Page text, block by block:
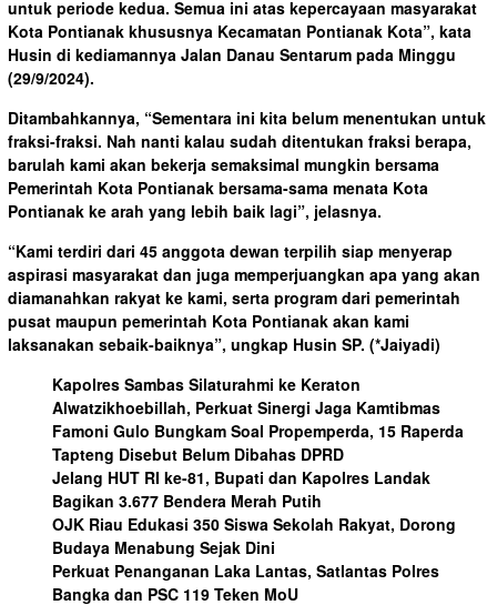
untuk periode kedua. Semua ini atas kepercayaan masyarakat
Kota Pontianak khususnya Kecamatan Pontianak Kota”, kata
Husin di kediamannya Jalan Danau Sentarum pada Minggu
(29/9/2024).
Ditambahkannya, “Sementara ini kita belum menentukan untuk
fraksi-fraksi. Nah nanti kalau sudah ditentukan fraksi berapa,
barulah kami akan bekerja semaksimal mungkin bersama
Pemerintah Kota Pontianak bersama-sama menata Kota
Pontianak ke arah yang lebih baik lagi”, jelasnya.
“Kami terdiri dari 45 anggota dewan terpilih siap menyerap
aspirasi masyarakat dan juga memperjuangkan apa yang akan
diamanahkan rakyat ke kami, serta program dari pemerintah
pusat maupun pemerintah Kota Pontianak akan kami
laksanakan sebaik-baiknya”, ungkap Husin SP. (*Jaiyadi)
Kapolres Sambas Silaturahmi ke Keraton
Alwatzikhoebillah, Perkuat Sinergi Jaga Kamtibmas
Famoni Gulo Bungkam Soal Propemperda, 15 Raperda
Tapteng Disebut Belum Dibahas DPRD
Jelang HUT RI ke-81, Bupati dan Kapolres Landak
Bagikan 3.677 Bendera Merah Putih
OJK Riau Edukasi 350 Siswa Sekolah Rakyat, Dorong
Budaya Menabung Sejak Dini
Perkuat Penanganan Laka Lantas, Satlantas Polres
Bangka dan PSC 119 Teken MoU